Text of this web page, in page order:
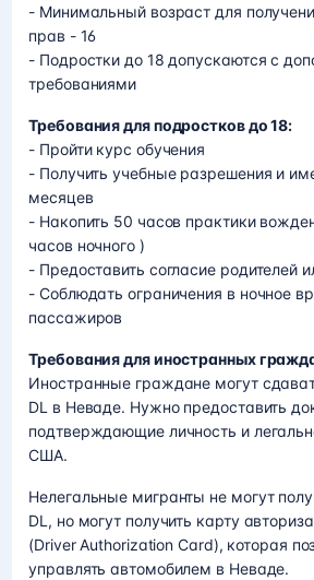
- Минимальный возраст для
прав - 16
- Подростки до 18 допускаются с
требованиями
Требования для подростков до 18:
- Пройти курс обучения
- Получить учебные разрешения и
месяцев
- Накопить 50 часов практики
часов ночного )
- Предоставить согласие родителей
- Соблюдать ограничения в ночное
пассажиров
Требования для иностранных
Иностранные граждане могут
DL в Неваде. Нужно предоставить
подтверждающие личность и
США.
Нелегальные мигранты не могут
DL, но могут получить карту
(Driver Authorization Card), которая
управлять автомобилем в Неваде.